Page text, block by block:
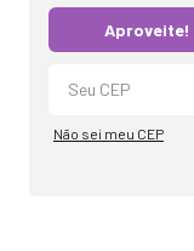
Aproveite!
Não sei meu CEP